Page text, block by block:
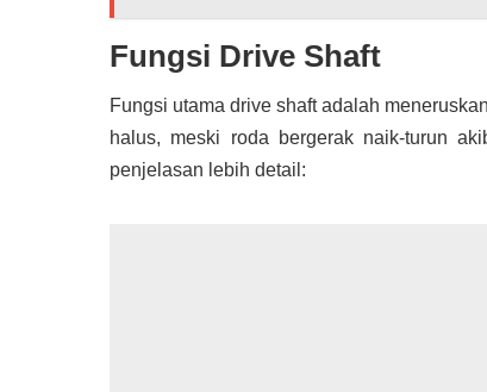
Fungsi Drive Shaft
Fungsi utama drive shaft adalah
halus, meski roda bergerak naik-turun
penjelasan lebih detail: